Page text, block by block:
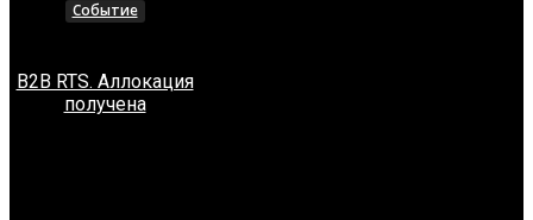
Событие
B2B RTS. Аллокация
получена